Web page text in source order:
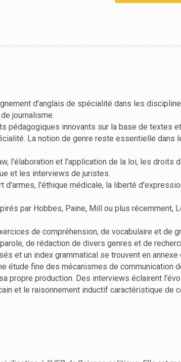
d'anglais de spécialité dans les
journalisme.
pédagogiques innovants sur la base de textes
La notion de genre reste essentielle dans
l'élaboration et l'application de la loi, les droits
et les interviews de juristes.
l'éthique médicale, la liberté
par Hobbes, Paine, Mill ou plus récemment,
de compréhension, de vocabulaire et de
de rédaction de divers genres et de
et un index grammatical se trouvent en annexe
étude fine des mécanismes de communication
propre production. Des interviews éclairent
et le raisonnement inductif caractéristique de